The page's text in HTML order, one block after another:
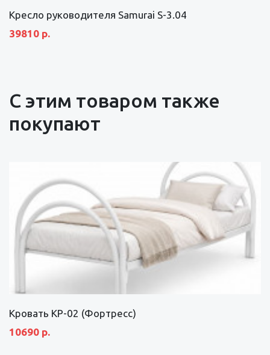
Кресло руководителя Samurai S-3.04
39810 р.
С этим товаром также
покупают
Кровать КР-02 (Фортресс)
10690 р.